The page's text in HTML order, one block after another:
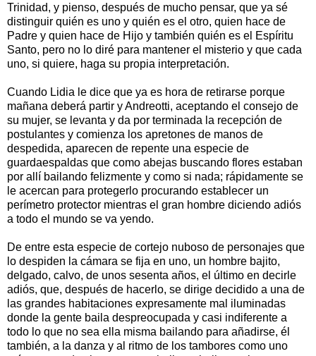
Trinidad, y pienso, después de mucho pensar, que ya sé
distinguir quién es uno y quién es el otro, quien hace de
Padre y quien hace de Hijo y también quién es el Espíritu
Santo, pero no lo diré para mantener el misterio y que cada
uno, si quiere, haga su propia interpretación.
Cuando Lidia le dice que ya es hora de retirarse porque
mañana deberá partir y Andreotti, aceptando el consejo de
su mujer, se levanta y da por terminada la recepción de
postulantes y comienza los apretones de manos de
despedida, aparecen de repente una especie de
guardaespaldas que como abejas buscando flores estaban
por allí bailando felizmente y como si nada; rápidamente se
le acercan para protegerlo procurando establecer un
perímetro protector mientras el gran hombre diciendo adiós
a todo el mundo se va yendo.
De entre esta especie de cortejo nuboso de personajes que
lo despiden la cámara se fija en uno, un hombre bajito,
delgado, calvo, de unos sesenta años, el último en decirle
adiós, que, después de hacerlo, se dirige decidido a una de
las grandes habitaciones expresamente mal iluminadas
donde la gente baila despreocupada y casi indiferente a
todo lo que no sea ella misma bailando para añadirse, él
también, a la danza y al ritmo de los tambores como uno